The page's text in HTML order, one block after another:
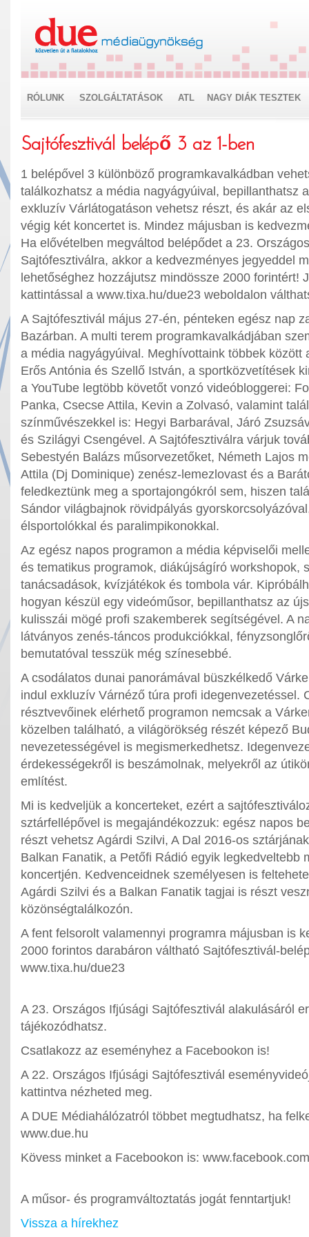
RÓLUNK SZOLGÁLTATÁSOK ATL NAGY DIÁK TESZTEK
Sajtófesztivál belépő 3 az 1-ben
1 belépővel 3 különböző programkavalkádban
találkozhatsz a média nagyágyúival, bepillanthatsz
exkluzív Várlátogatáson vehetsz részt, és akár az
végig két koncertet is. Mindez májusban is
Ha elővételben megváltod belépődet a 23.
Sajtófesztiválra, akkor a kedvezményes jegyeddel
lehetőséghez hozzájutsz mindössze 2000 forintért!
kattintással a www.tixa.hu/due23 weboldalon
A Sajtófesztivál május 27-én, pénteken egész nap
Bazárban. A multi terem programkavalkádjában
a média nagyágyúival. Meghívottaink többek között
Erős Antónia és Szellő István, a sportközvetítések
a YouTube legtöbb követőt vonzó videóbloggerei:
Panka, Csecse Attila, Kevin a Zolvasó, valamint
színművészekkel is: Hegyi Barbarával, Járó
és Szilágyi Csengével. A Sajtófesztiválra várjuk
Sebestyén Balázs műsorvezetőket, Németh Lajos
Attila (Dj Dominique) zenész-lemezlovast és a
feledkeztünk meg a sportajongókról sem, hiszen
Sándor világbajnok rövidpályás
élsportolókkal és paralimpikonokkal.
Az egész napos programon a média képviselői
és tematikus programok, diákújságíró workshopok,
tanácsadások, kvízjátékok és tombola vár.
hogyan készül egy videóműsor, bepillanthatsz az
kulisszái mögé profi szakemberek segítségével. A
látványos zenés-táncos produkciókkal,
bemutatóval tesszük még színesebbé.
A csodálatos dunai panorámával büszkélkedő
indul exkluzív Várnéző túra profi idegenvezetéssel.
résztvevőinek elérhető programon nemcsak a
közelben található, a világörökség részét képező
nevezetességével is megismerkedhetsz.
érdekességekről is beszámolnak, melyekről az
említést.
Mi is kedveljük a koncerteket, ezért a
sztárfellépővel is megajándékozzuk: egész napos
részt vehetsz Agárdi Szilvi, A Dal 2016-os
Balkan Fanatik, a Petőfi Rádió egyik legkedveltebb
koncertjén. Kedvenceidnek személyesen is
Agárdi Szilvi és a Balkan Fanatik tagjai is részt
közönségtalálkozón.
A fent felsorolt valamennyi programra májusban is
2000 forintos darabáron váltható Sajtófesztivál-
www.tixa.hu/due23
A 23. Országos Ifjúsági Sajtófesztivál alakulásáról
tájékozódhatsz.
Csatlakozz az eseményhez a Facebookon is!
A 22. Országos Ifjúsági Sajtófesztivál
kattintva nézheted meg.
A DUE Médiahálózatról többet megtudhatsz, ha
www.due.hu
Kövess minket a Facebookon is:
A műsor- és programváltoztatás jogát fenntartjuk!
Vissza a hírekhez